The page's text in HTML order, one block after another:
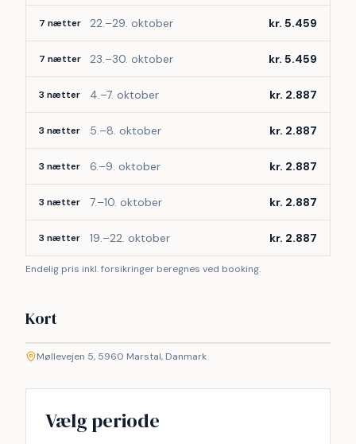
7 nætter 22.–29. oktober kr. 5.459
7 nætter 23.–30. oktober kr. 5.459
3 nætter 4.–7. oktober kr. 2.887
3 nætter 5.–8. oktober kr. 2.887
3 nætter 6.–9. oktober kr. 2.887
3 nætter 7.–10. oktober kr. 2.887
3 nætter 19.–22. oktober kr. 2.887
Endelig pris inkl. forsikringer beregnes ved booking.
Kort
+
−
Møllevejen 5, 5960 Marstal, Danmark
Vælg periode